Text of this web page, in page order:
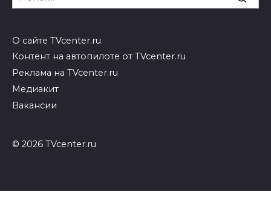
for:
О сайте TVcenter.ru
Контент на автопилоте от TVcenter.ru
Реклама на TVcenter.ru
Медиакит
Вакансии
© 2026 TVcenter.ru